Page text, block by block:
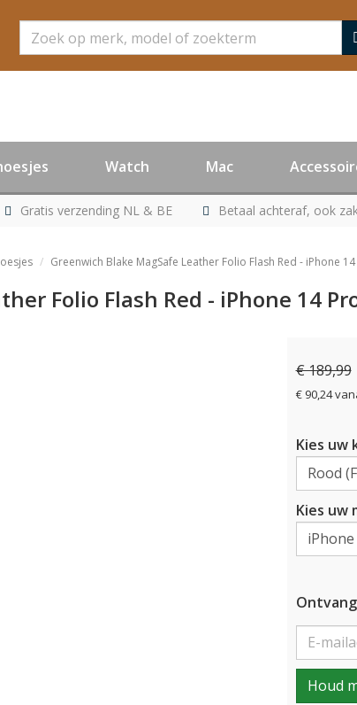
Zoeken
Watch Mac
Gratis verzending NL & BE Betaal achteraf, ook
Greenwich Blake MagSafe Leather Folio Flash Red - iPhone
Folio Flash Red - iPhone 14
€ 189,99
€ 90,24
Kies uw
Kies uw
Houd